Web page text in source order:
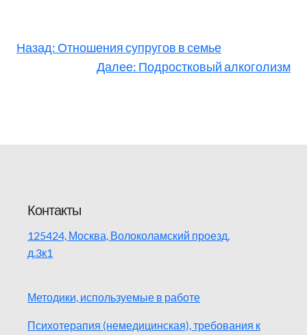
Назад:Отношения супругов в семье
Далее: Подростковый алкоголизм
Контакты
125424, Москва, Волоколамский проезд,
д.3к1
Методики, используемые в работе
Психотерапия (немедицинская), требования к